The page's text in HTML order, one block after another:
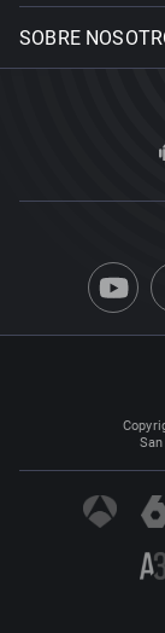
SOBRE